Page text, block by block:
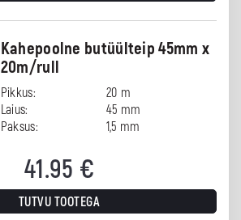
Kahepoolne butüülteip 45mm x
20m/rull
Pikkus:
20 m
Laius:
45 mm
Paksus:
1,5 mm
41.95 €
TUTVU TOOTEGA